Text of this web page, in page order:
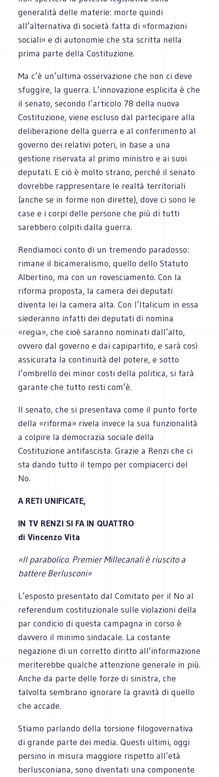
generalità delle materie: morte quindi
all’alternativa di società fatta di «formazioni
sociali» e di autonomie che sta scritta nella
prima parte della Costituzione.
Ma c’è un’ultima osservazione che non ci deve
sfuggire, la guerra. L’innovazione esplicita è che
il senato, secondo l’articolo 78 della nuova
Costituzione, viene escluso dal partecipare alla
deliberazione della guerra e al conferimento al
governo dei relativi poteri, in base a una
gestione riservata al primo ministro e ai suoi
deputati. E ciò è molto strano, perché il senato
dovrebbe rappresentare le realtà territoriali
(anche se in forme non dirette), dove ci sono le
case e i corpi delle persone che più di tutti
sarebbero colpiti dalla guerra.
Rendiamoci conto di un tremendo paradosso:
rimane il bicameralismo, quello dello Statuto
Albertino, ma con un rovesciamento. Con la
riforma proposta, la camera dei deputati
diventa lei la camera alta. Con l’Italicum in essa
siederanno infatti dei deputati di nomina
«regia», che cioè saranno nominati dall’alto,
ovvero dal governo e dai capipartito, e sarà così
assicurata la continuità del potere, e sotto
l’ombrello dei minor costi della politica, si farà
garante che tutto resti com’è.
Il senato, che si presentava come il punto forte
della «riforma» rivela invece la sua funzionalità
a colpire la democrazia sociale della
Costituzione antifascista. Grazie a Renzi che ci
sta dando tutto il tempo per compiacerci del
No.
A RETI UNIFICATE,
IN TV RENZI SI FA IN QUATTRO
di Vincenzo Vita
«Il parabolico. Premier Millecanali è riuscito a
battere Berlusconi»
L’esposto presentato dal Comitato per il No al
referendum costituzionale sulle violazioni della
par condicio di questa campagna in corso è
davvero il minimo sindacale. La costante
negazione di un corretto diritto all’informazione
meriterebbe qualche attenzione generale in più.
Anche da parte delle forze di sinistra, che
talvolta sembrano ignorare la gravità di quello
che accade.
Stiamo parlando della torsione filogovernativa
di grande parte dei media. Questi ultimi, oggi
persino in misura maggiore rispetto all’età
berlusconiana, sono diventati una componente